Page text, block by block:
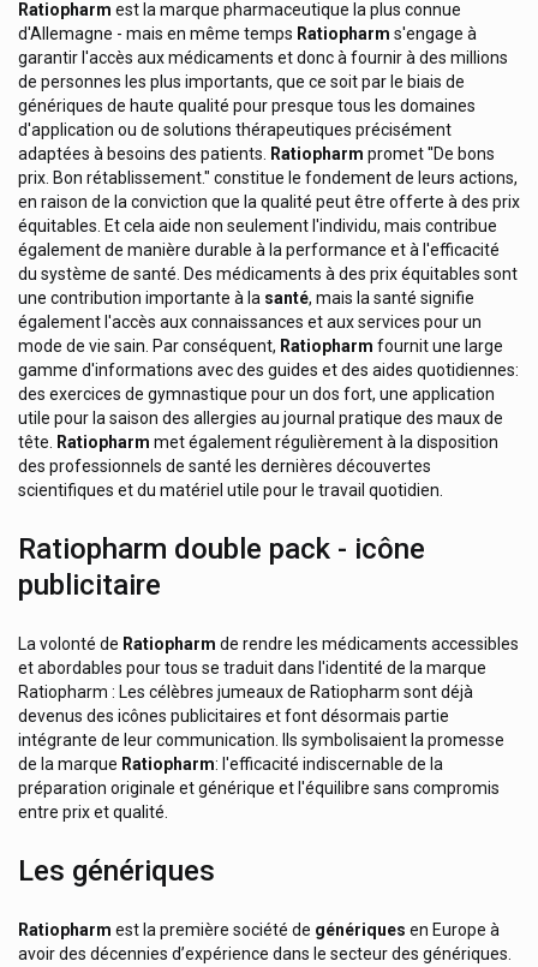
Ratiopharm est la marque pharmaceutique la plus connue
d'Allemagne - mais en même temps Ratiopharm s'engage à
garantir l'accès aux médicaments et donc à fournir à des millions
de personnes les plus importants, que ce soit par le biais de
génériques de haute qualité pour presque tous les domaines
d'application ou de solutions thérapeutiques précisément
adaptées à besoins des patients. Ratiopharm promet ''De bons
prix. Bon rétablissement." constitue le fondement de leurs actions,
en raison de la conviction que la qualité peut être offerte à des prix
équitables. Et cela aide non seulement l'individu, mais contribue
également de manière durable à la performance et à l'efficacité
du système de santé. Des médicaments à des prix équitables sont
une contribution importante à la santé, mais la santé signifie
également l'accès aux connaissances et aux services pour un
mode de vie sain. Par conséquent, Ratiopharm fournit une large
gamme d'informations avec des guides et des aides quotidiennes:
des exercices de gymnastique pour un dos fort, une application
utile pour la saison des allergies au journal pratique des maux de
tête. Ratiopharm met également régulièrement à la disposition
des professionnels de santé les dernières découvertes
scientifiques et du matériel utile pour le travail quotidien.
Ratiopharm double pack - icône
publicitaire
La volonté de Ratiopharm de rendre les médicaments accessibles
et abordables pour tous se traduit dans l'identité de la marque
Ratiopharm : Les célèbres jumeaux de Ratiopharm sont déjà
devenus des icônes publicitaires et font désormais partie
intégrante de leur communication. Ils symbolisaient la promesse
de la marque Ratiopharm: l'efficacité indiscernable de la
préparation originale et générique et l'équilibre sans compromis
entre prix et qualité.
Les génériques
Ratiopharm est la première société de génériques en Europe à
avoir des décennies d’expérience dans le secteur des génériques.
Pharmex
Phd Smart Bars
Physiolac
Physiomer Hygiène Nasale
Physiorelax Muscles Et Ligaments
Phyto Cheveux Produits
Picot
Pic Solution
Pierre Fabre Dermatologie
Pierre Fabre Medicament
Pierre Fabre Oral Care
Pilbox
Pilos
Pistal
Plic Beauty
Polidis
Pontos
Powerbar
Pranarom Aromathérapie
Procare Health
Prorhinel